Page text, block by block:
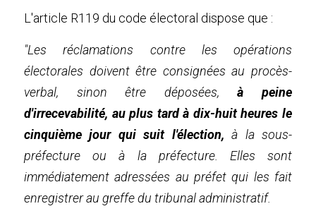
L'article R119 du code électoral dispose que :
"Les réclamations contre les opérations
électorales doivent être consignées au procès-
verbal, sinon être déposées, à peine
d'irrecevabilité, au plus tard à dix-huit heures le
cinquième jour qui suit l'élection, à la sous-
préfecture ou à la préfecture. Elles sont
immédiatement adressées au préfet qui les fait
enregistrer au greffe du tribunal administratif.